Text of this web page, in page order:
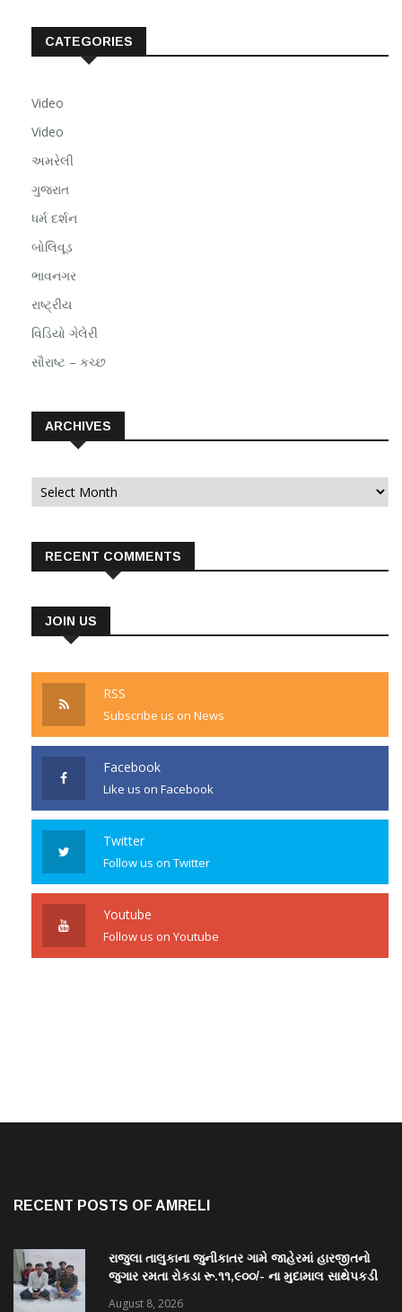
CATEGORIES
Video
Video
અમરેલી
ગુજરાત
ધર્મ દર્શન
બોલિવૂડ
ભાવનગર
રાષ્ટ્રીય
વિડિયો ગેલેરી
સૌરાષ્ટ – કચ્છ
ARCHIVES
Archives
RECENT COMMENTS
JOIN US
RSS
Subscribe us on News
Facebook
Like us on Facebook
Twitter
Follow us on Twitter
Youtube
Follow us on Youtube
RECENT POSTS OF AMRELI
રાજુલા તાલુકાના જુનીકાતર ગામે જાહેરમાં હારજીતનો
જુગાર રમતા રોકડા રૂ.૧૧,૯૦૦/- ના મુદામાલ સાથેપકડી
August 8, 2026